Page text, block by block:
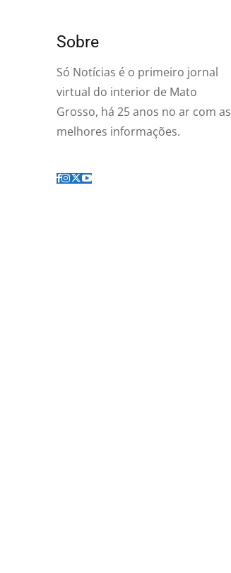
Sobre
Só Notícias é o primeiro jornal
virtual do interior de Mato
Grosso, há 25 anos no ar com as
melhores informações.